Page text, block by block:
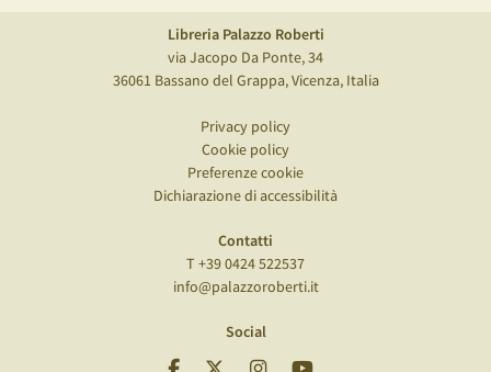
Libreria Palazzo Roberti
via Jacopo Da Ponte, 34
36061 Bassano del Grappa, Vicenza, Italia
Privacy policy
Cookie policy
Preferenze cookie
Dichiarazione di accessibilità
Contatti
T +39 0424 522537
info@palazzoroberti.it
Social